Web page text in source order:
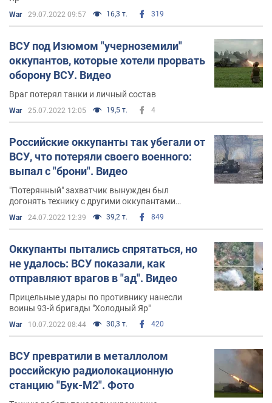
War 29.07.2022 09:57 16,3 т. 319
ВСУ под Изюмом "учерноземили"
оккупантов, которые хотели прорвать
оборону ВСУ. Видео
Враг потерял танки и личный состав
War 25.07.2022 12:05 19,5 т. 4
Российские оккупанты так убегали от
ВСУ, что потеряли своего военного:
выпал с "брони". Видео
"Потерянный" захватчик вынужден был
догонять технику с другими оккупантами
War 24.07.2022 12:39 39,2 т. 849
Оккупанты пытались спрятаться, но
не удалось: ВСУ показали, как
отправляют врагов в "ад". Видео
Прицельные удары по противнику нанесли
воины 93-й бригады "Холодный Яр"
War 10.07.2022 08:44 30,3 т. 420
ВСУ превратили в металлолом
российскую радиолокационную
станцию "Бук-М2". Фото